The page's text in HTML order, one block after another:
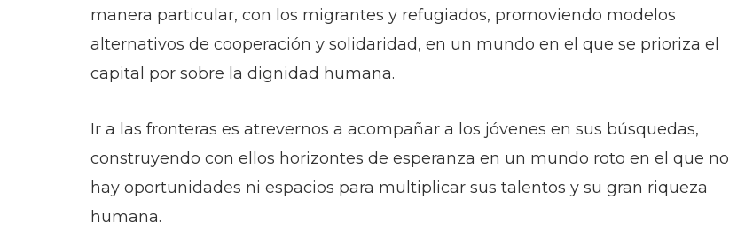
manera particular, con los migrantes y refugiados, promoviendo modelos
alternativos de cooperación y solidaridad, en un mundo en el que se prioriza el
capital por sobre la dignidad humana.
Ir a las fronteras es atrevernos a acompañar a los jóvenes en sus búsquedas,
construyendo con ellos horizontes de esperanza en un mundo roto en el que no
hay oportunidades ni espacios para multiplicar sus talentos y su gran riqueza
humana.